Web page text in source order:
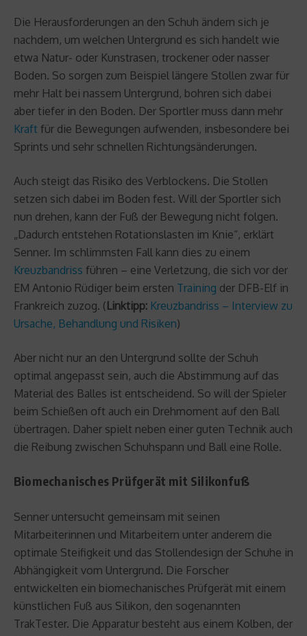
Die Herausforderungen an den Schuh ändern sich je
nachdem, um welchen Untergrund es sich handelt wie
etwa Natur- oder Kunstrasen, trockener oder nasser
Boden. So sorgen zum Beispiel längere Stollen zwar für
mehr Halt bei nassem Untergrund, bohren sich dabei
aber tiefer in den Boden. Der Sportler muss dann mehr
Kraft für die Bewegungen aufwenden, insbesondere bei
Sprints und sehr schnellen Richtungsänderungen.
Auch steigt das Risiko des Verblockens. Die Stollen
setzen sich dabei im Boden fest. Will der Sportler sich
nun drehen, kann der Fuß der Bewegung nicht folgen.
„Dadurch entstehen Rotationslasten im Knie“, erklärt
Senner. Im schlimmsten Fall kann dies zu einem
Kreuzbandriss führen – eine Verletzung, die sich vor der
EM Antonio Rüdiger beim ersten Training der DFB-Elf in
Frankreich zuzog. (Linktipp: Kreuzbandriss – Interview zu
Ursache, Behandlung und Risiken)
Aber nicht nur an den Untergrund sollte der Schuh
optimal angepasst sein, auch die Abstimmung auf das
Material des Balles ist entscheidend. So will der Spieler
beim Schießen oft auch ein Drehmoment auf den Ball
übertragen. Daher spielt neben einer guten Technik auch
die Reibung zwischen Schuhspann und Ball eine Rolle.
Biomechanisches Prüfgerät mit Silikonfuß
Senner untersucht gemeinsam mit seinen
Mitarbeiterinnen und Mitarbeitern unter anderem die
optimale Steifigkeit und das Stollendesign der Schuhe in
Abhängigkeit vom Untergrund. Die Forscher
entwickelten ein biomechanisches Prüfgerät mit einem
künstlichen Fuß aus Silikon, den sogenannten
TrakTester. Die Apparatur besteht aus einem Kolben, der